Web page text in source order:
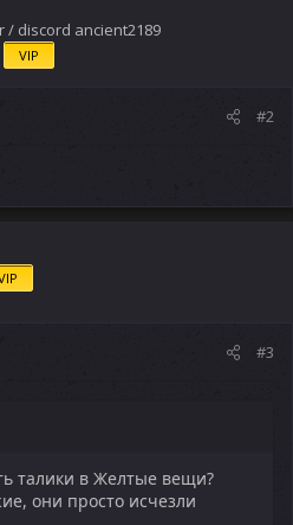
/ discord ancient2189
VIP
#2
#3
талики в Желтые вещи?
они просто исчезли